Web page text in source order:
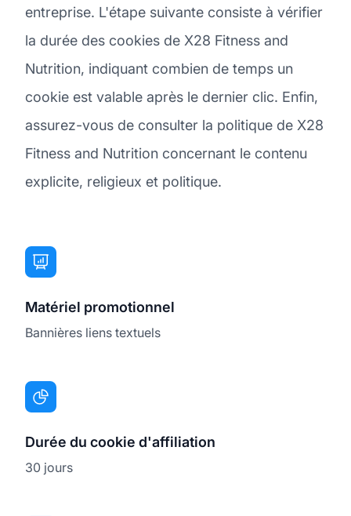
entreprise. L'étape suivante consiste à vérifier
la durée des cookies de X28 Fitness and
Nutrition, indiquant combien de temps un
cookie est valable après le dernier clic. Enfin,
assurez-vous de consulter la politique de X28
Fitness and Nutrition concernant le contenu
explicite, religieux et politique.
Matériel promotionnel
Bannières liens textuels
Durée du cookie d'affiliation
30 jours